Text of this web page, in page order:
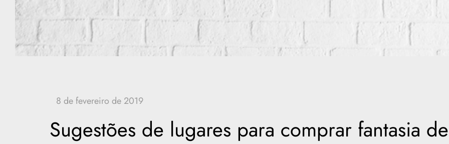
Sugestões de lugares para comprar fantasia de